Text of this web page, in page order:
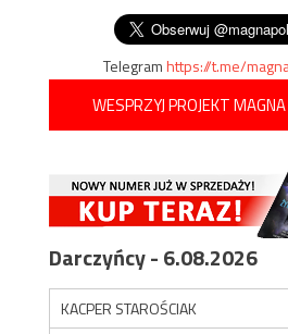
Telegramhttps://t.me/
WESPRZYJ PROJEKT
Darczyńcy - 6.08.2026
KACPER STAROŚCIAK